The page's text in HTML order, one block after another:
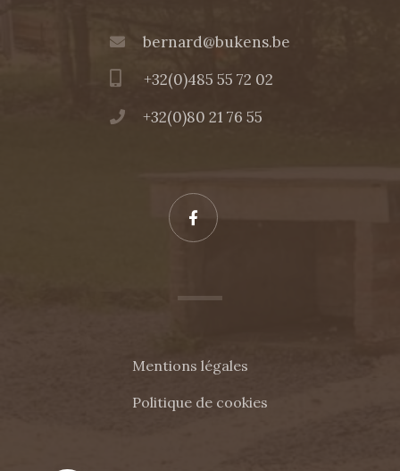
bernard@bukens.be
+32(0)485 55 72 02
+32(0)80 21 76 55
Mentions légales
Politique de cookies